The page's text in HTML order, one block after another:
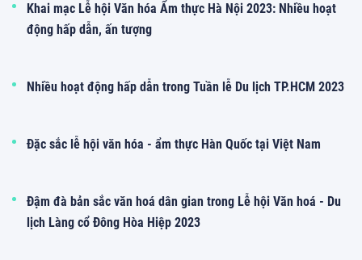
Khai mạc Lễ hội Văn hóa Ẩm thực Hà Nội 2023: Nhiều hoạt
động hấp dẫn, ấn tượng
Nhiều hoạt động hấp dẫn trong Tuần lễ Du lịch TP.HCM 2023
Đặc sắc lễ hội văn hóa - ẩm thực Hàn Quốc tại Việt Nam
Đậm đà bản sắc văn hoá dân gian trong Lễ hội Văn hoá - Du
lịch Làng cổ Đông Hòa Hiệp 2023